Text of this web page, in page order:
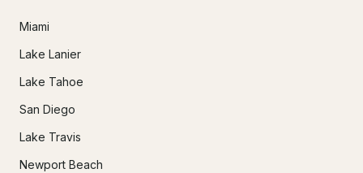
Miami
Lake Lanier
Lake Tahoe
San Diego
Lake Travis
Newport Beach